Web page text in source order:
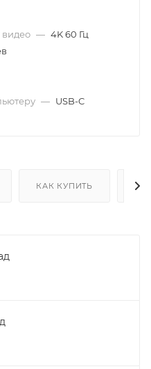
— 4K 60 Гц
— USB-C
КАК КУПИТЬ